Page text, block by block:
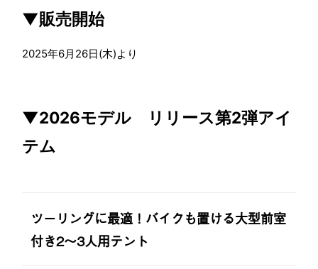
▼販売開始
2025年6月26日(木)より
▼2026モデル リリース第2弾アイ
テム
ツーリングに最適！バイクも置ける大型前室
付き2～3人用テント